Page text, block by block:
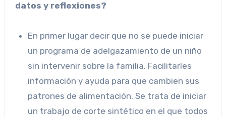
datos y reflexiones?
En primer lugar decir que no se puede iniciar
un programa de adelgazamiento de un niño
sin intervenir sobre la familia. Facilitarles
información y ayuda para que cambien sus
patrones de alimentación. Se trata de iniciar
un trabajo de corte sintético en el que todos